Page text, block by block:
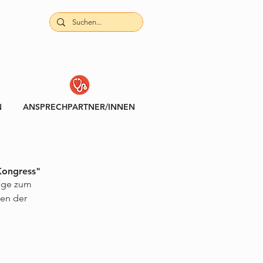
ANSPRECHPARTNER/INNEN
zum
der